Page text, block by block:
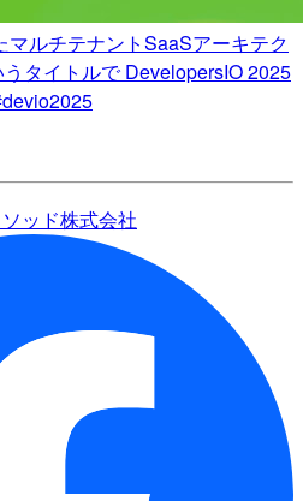
マルチテナントSaaSアーキテク
タイトルで DevelopersIO 2025
ッド株式会社